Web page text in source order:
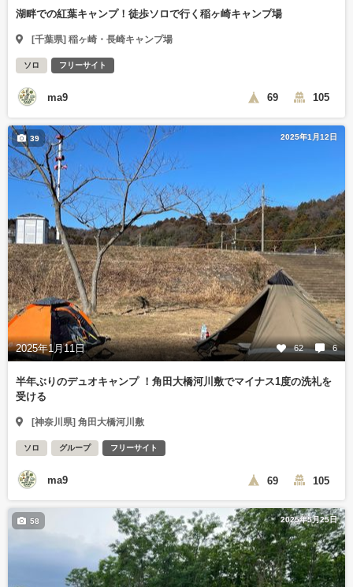
湖畔での紅葉キャンプ！徒歩ソロで行く稲ヶ崎キャンプ場
[千葉県] 稲ヶ崎・長崎キャンプ場
ソロ フリーサイト
ma9 69 105
2025年1月12日
2025年1月11日 62 6
39
半年ぶりのデュオキャンプ ！角田大橋河川敷でマイナス1度の洗礼を
受ける
[神奈川県] 角田大橋河川敷
ソロ グループ フリーサイト
ma9 69 105
2025年5月25日
58